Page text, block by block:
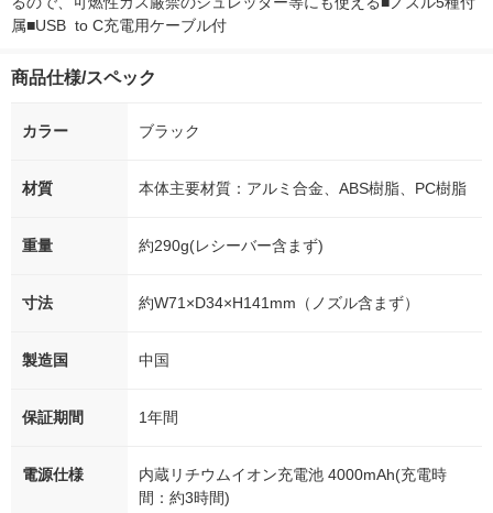
属■USB  to C充電用ケーブル付
商品仕様/スペック
カラー ブラック
材質 本体主要材質：アルミ合金、ABS樹脂、PC樹脂
重量 約290g(レシーバー含まず)
寸法 約W71×D34×H141mm（ノズル含まず）
製造国 中国
保証期間 1年間
電源仕様
内蔵リチウムイオン充電池 4000mAh(充電時
間：約3時間)